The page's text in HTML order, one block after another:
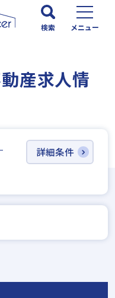
検索 メニュー
産求人情
詳細条件